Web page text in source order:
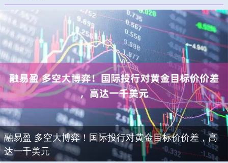
融易盈 多空大博弈！国际投行对黄金目标价价差，高
达一千美元